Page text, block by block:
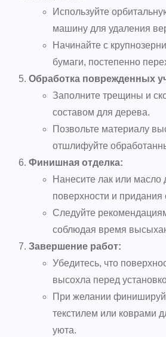
Используйте
машину для удаления
Начинайте с
бумаги, постепенно
Обработка поврежденных
Заполните трещины и
составом для дерева.
Позвольте материалу
отшлифуйте
Финишная отделка:
Нанесите лак или масло
поверхности и придания
Следуйте
соблюдая время
Завершение работ:
Убедитесь, что
высохла перед
При желании
текстилем или коврами
уюта.